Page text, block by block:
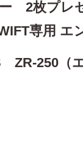
2枚プレ
専用 エ
250（